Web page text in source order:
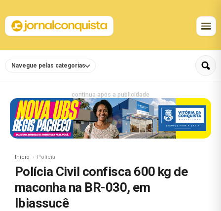
Navegue pelas categorias
continua após a publicidade
Início Polícia
Polícia Civil confisca 600 kg de
maconha na BR-030, em
Ibiassucê